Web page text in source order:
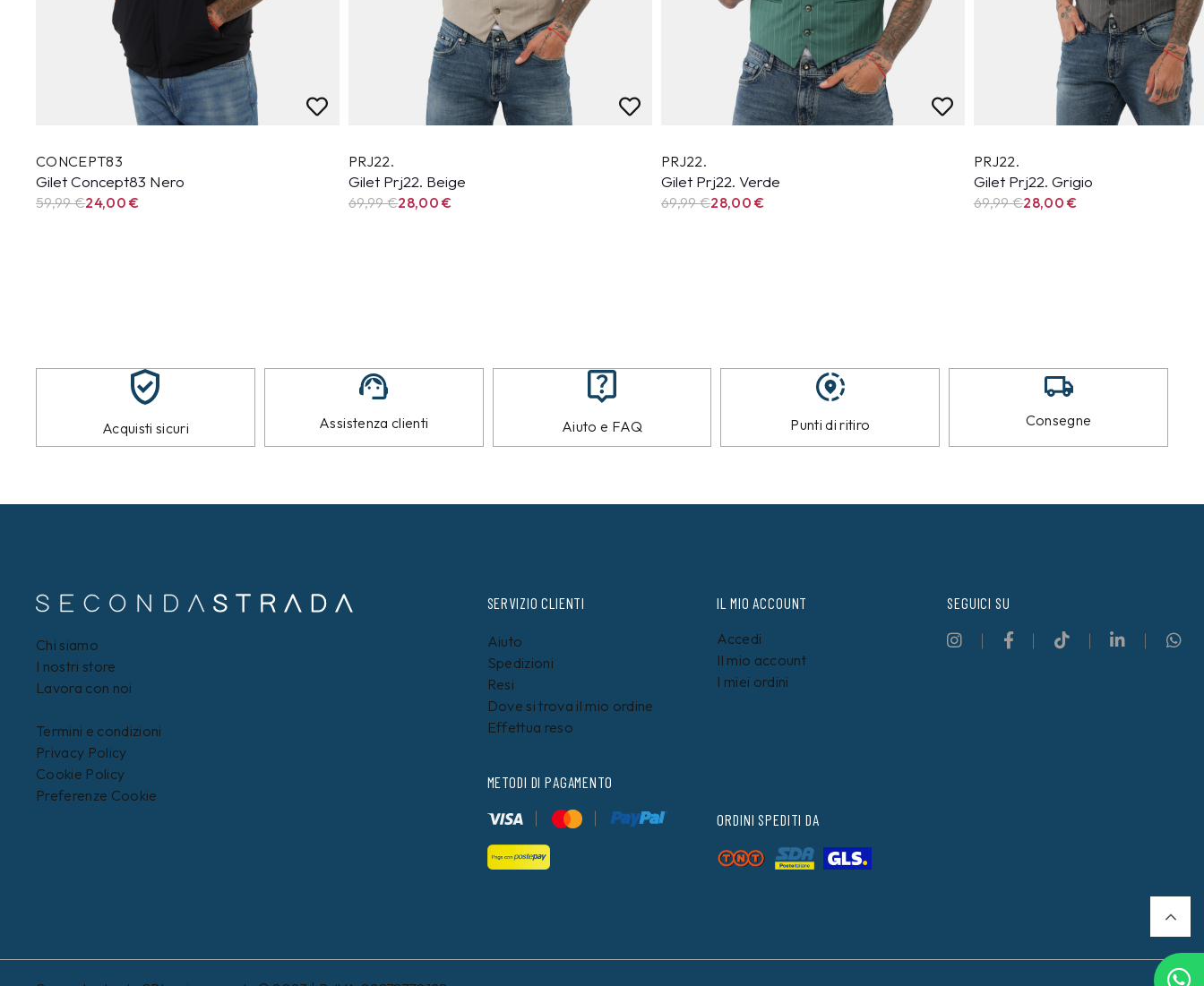
CONCEPT83
Gilet Concept83 Nero
59,99€24,00€
PRJ22.
Gilet Prj22. Beige
69,99€28,00€
PRJ22.
Gilet Prj22. Verde
69,99€28,00€
PRJ22.
Gilet Prj22. Grigio
69,99€28,00€
Acquisti sicuri Assistenza clienti Aiuto e FAQ Punti di ritiro Consegne
Chi siamo
I nostri store
Lavora con noi
Termini e condizioni
Privacy Policy
Cookie Policy
Preferenze Cookie
SERVIZIO CLIENTI
Aiuto
Spedizioni
Resi
Dove si trova il mio ordine
Effettua reso
METODI DI PAGAMENTO
IL MIO ACCOUNT
Accedi
Il mio account
I miei ordini
ORDINI SPEDITI DA
SEGUICI SU